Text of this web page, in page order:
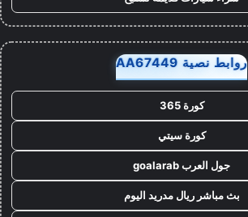
روابط نصية AA67449
كورة 365
كورة سيتي
جول العرب goalarab
بث مباشر ريال مدريد اليوم